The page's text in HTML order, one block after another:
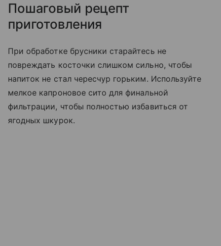
Пошаговый рецепт
приготовления
При обработке брусники старайтесь не
повреждать косточки слишком сильно, чтобы
напиток не стал чересчур горьким. Используйте
мелкое капроновое сито для финальной
фильтрации, чтобы полностью избавиться от
ягодных шкурок.